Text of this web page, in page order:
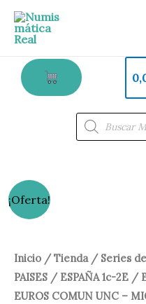
Búsqueda
de
productos
¡Oferta!
Inicio /Tienda/ Series
PAISES / ESPAÑA 1c-2E /
EUROS COMUN UNC –
original
era:
es:
ESPAÑA
2021
CENTIMOS
DE
EUROS
20
CENTIMOS
EUROS
COMUN
CERVANTES
-
cantidad